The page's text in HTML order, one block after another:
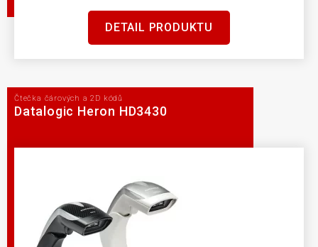
DETAIL PRODUKTU
Čtečka čárových a 2D kódů
Datalogic Heron HD3430